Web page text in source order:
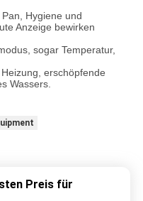
Hygiene und
Anzeige bewirken
sogar Temperatur,
erschöpfende
Wassers.
Preis für